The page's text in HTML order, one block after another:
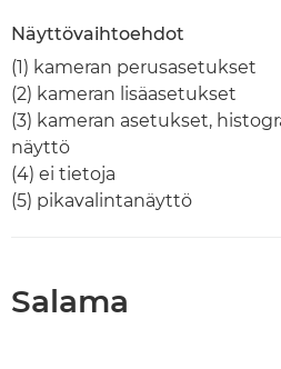
Näyttövaihtoehdot
(1) kameran perusasetukset
(2) kameran lisäasetukset
(3) kameran asetukset,
näyttö
(4) ei tietoja
(5) pikavalintanäyttö
Salama